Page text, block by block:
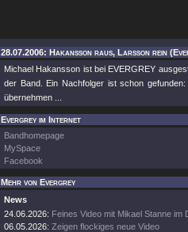
28.07.2006: Hakansson raus, Larsson rein
Michael Hakansson ist bei EVERGREY
der Band. Ein Nachfolger ist schon
übernehmen ...
Evergrey im Internet
Bandhomepage
MySpace
Facebook
Mehr von Evergrey
News
24.06.2026: Feines Video mit Mikael Stanne im
06.05.2026: Zeigen flockiges neue Video